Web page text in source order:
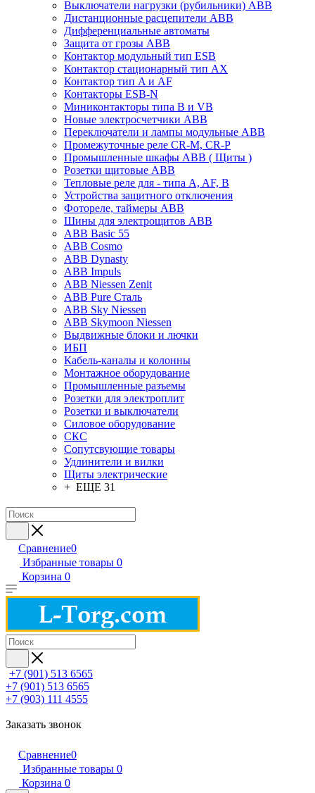
Выключатели нагрузки (рубильники) ABB
Дистанционные расцепители ABB
Дифференциальные автоматы
Защита от грозы ABB
Контактор модульный тип ESB
Контактор стационарный тип AX
Контактор тип A и AF
Контакторы ESB-N
Миниконтакторы типа B и VB
Новые электросчетчики ABB
Переключатели и лампы модульные ABB
Промежуточные реле CR-M, CR-P
Промышленные шкафы ABB ( Щиты )
Розетки щитовые ABB
Тепловые реле для - типа A, AF, B
Устройства защитного отключения
Фотореле, таймеры ABB
Шины для электрощитов АВВ
ABB Basic 55
ABB Cosmo
ABB Dynasty
ABB Impuls
ABB Niessen Zenit
ABB Pure Сталь
ABB Sky Niessen
ABB Skymoon Niessen
Выдвижные блоки и лючки
ИБП
Кабель-каналы и колонны
Монтажное оборудование
Промышленные разъемы
Розетки для электроплит
Розетки и выключатели
Силовое оборудование
СКС
Сопутсвующие товары
Удлинители и вилки
Щиты электрические
+ ЕЩЕ 31
Сравнение0
Избранные товары 0
Корзина 0
+7 (901) 513 6565
+7 (901) 513 6565
+7 (903) 111 4555
Заказать звонок
Сравнение0
Избранные товары 0
Корзина 0